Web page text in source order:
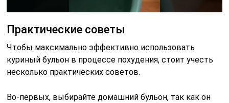
Практические советы
Чтобы максимально эффективно использовать
куриный бульон в процессе похудения, стоит учесть
несколько практических советов.
Во-первых, выбирайте домашний бульон, так как он